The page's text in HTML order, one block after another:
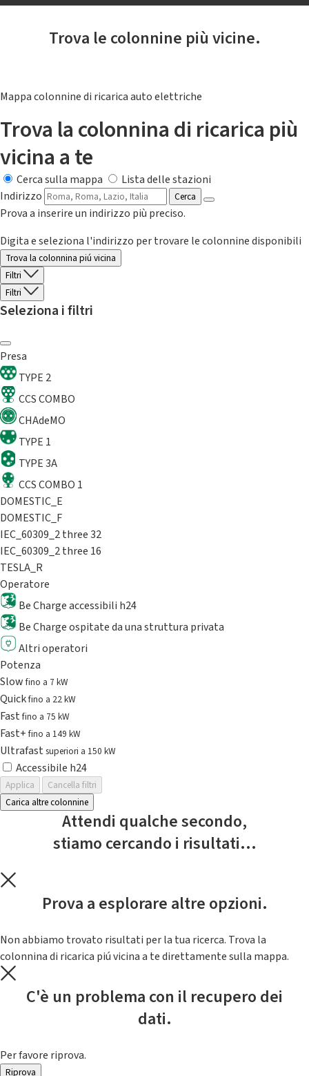
Trova le colonnine più vicine.
Mappa colonnine di ricarica auto elettriche
Trova la colonnina di ricarica più
vicina a te
Cerca sulla mappa
Lista delle stazioni
Indirizzo
Cerca
Prova a inserire un indirizzo più preciso.
Digita e seleziona l'indirizzo per trovare le colonnine disponibili
Trova la colonnina piú vicina
Filtri
Filtri
Seleziona i filtri
Presa
TYPE 2
CCS COMBO
CHAdeMO
TYPE 1
TYPE 3A
CCS COMBO 1
DOMESTIC_E
DOMESTIC_F
IEC_60309_2 three 32
IEC_60309_2 three 16
TESLA_R
Operatore
Be Charge accessibili h24
Be Charge ospitate da una struttura privata
Altri operatori
Potenza
Slowfino a 7 kW
Quickfino a 22 kW
Fastfino a 75 kW
Fast+fino a 149 kW
Ultrafast superiori a 150 kW
Accessibile h24
Applica
Cancella filtri
Carica altre colonnine
Attendi qualche secondo,
stiamo cercando i risultati...
Prova a esplorare altre opzioni.
Non abbiamo trovato risultati per la tua ricerca. Trova la
colonnina di ricarica piú vicina a te direttamente sulla mappa.
C'è un problema con il recupero dei
dati.
Per favore riprova.
Riprova